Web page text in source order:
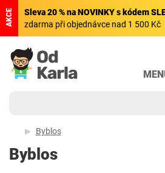
AKCE Sleva 20 % na NOVINKY s kódem
zdarma při objednávce nad 1 500 Kč
Byblos
Byblos